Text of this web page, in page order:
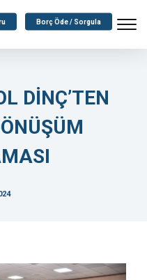
Borç Öde / Sorgula
DİNÇ’TEN